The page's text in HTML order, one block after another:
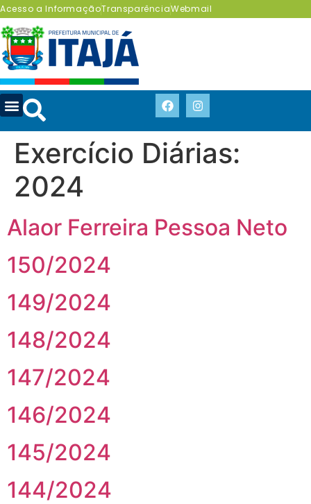
Acesso a InformaçãoTransparênciaWebmail
Exercício Diárias:
2024
Alaor Ferreira Pessoa Neto
150/2024
149/2024
148/2024
147/2024
146/2024
145/2024
144/2024